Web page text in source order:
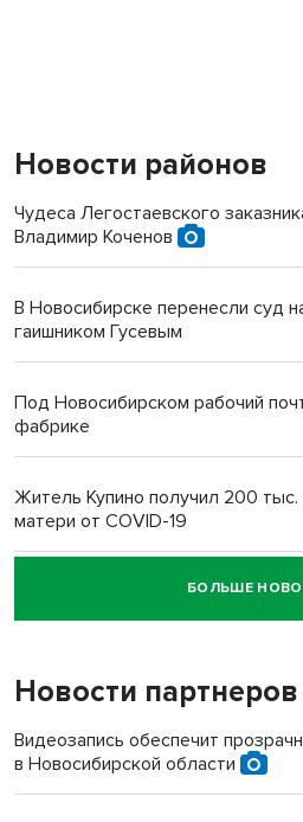
Новости районов
Чудеса Легостаевского
Владимир Коченов
В Новосибирске перенесли суд
гаишником Гусевым
Под Новосибирском рабочий
фабрике
Житель Купино получил 200 тыс.
матери от COVID-19
Новосибирский суд наказал
пенсионерки на вокзале
«Мы живём на пастбище!»: в
терроризируют жителей
Инвалид получил условный срок
БОЛЬШЕ
Новости партнеров
Видеозапись обеспечит
в Новосибирской области